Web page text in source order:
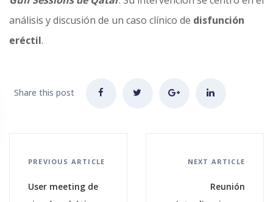
análisis y discusión de un caso clínico de disfunción
eréctil.
Share this post
PREVIOUS ARTICLE
User meeting de
NEXT ARTICLE
Reunión